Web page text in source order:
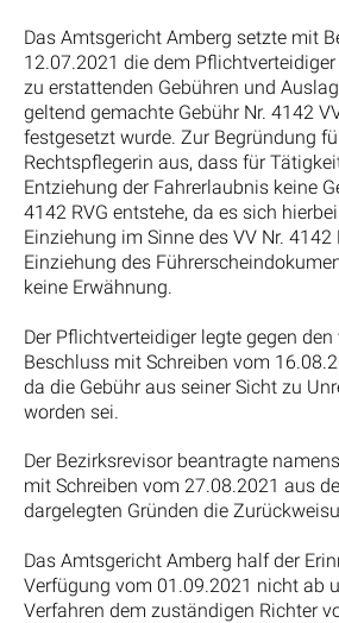
Das Amtsgericht Amberg setzte mit
12.07.2021 die dem
zu erstattenden Gebühren und
geltend gemachte Gebühr Nr. 4142
festgesetzt wurde. Zur Begründung
Rechtspflegerin aus, dass für
Entziehung der Fahrerlaubnis keine
4142 RVG entstehe, da es sich
Einziehung im Sinne des VV Nr. 4142
Einziehung des
keine Erwähnung.
Der Pflichtverteidiger legte gegen
Beschluss mit Schreiben vom
da die Gebühr aus seiner Sicht zu
worden sei.
Der Bezirksrevisor beantragte
mit Schreiben vom 27.08.2021 aus
dargelegten Gründen die
Das Amtsgericht Amberg half der
Verfügung vom 01.09.2021 nicht ab
Verfahren dem zuständigen Richter